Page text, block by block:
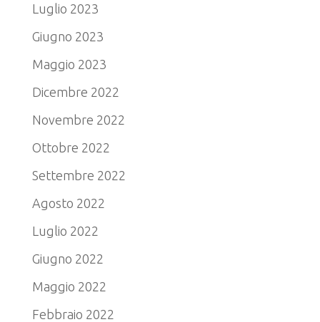
Luglio 2023
Giugno 2023
Maggio 2023
Dicembre 2022
Novembre 2022
Ottobre 2022
Settembre 2022
Agosto 2022
Luglio 2022
Giugno 2022
Maggio 2022
Febbraio 2022